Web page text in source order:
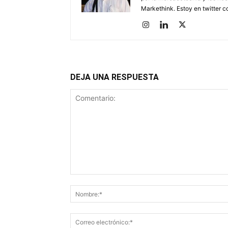
Markethink. Estoy en twitter
DEJA UNA RESPUESTA